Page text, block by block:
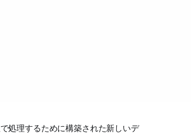
処理するために構築された新しいデ